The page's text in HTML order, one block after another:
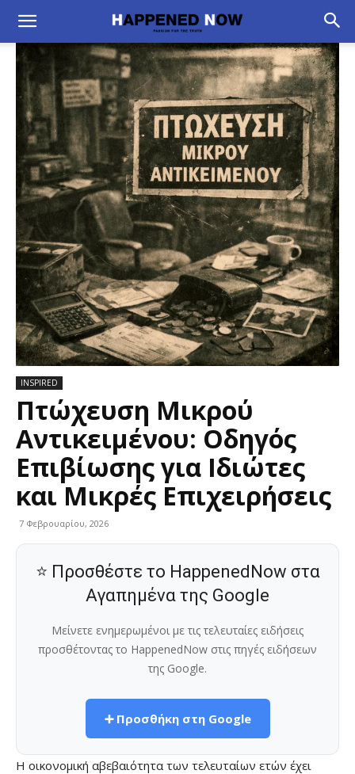
INSPIRED
Πτώχευση Μικρού
Αντικειμένου: Οδηγός
Επιβίωσης για Ιδιώτες
και Μικρές Επιχειρήσεις
7 Φεβρουαρίου, 2026
⭐ Προσθέστε το HappenedNow στα
Αγαπημένα της Google
Μείνετε ενημερωμένοι με τις τελευταίες ειδήσεις
προσθέτοντας το HappenedNow στις πηγές ειδήσεων
της Google.
➕ Προσθήκη στη Google
Η οικονομική αβεβαιότητα των τελευταίων ετών έχει